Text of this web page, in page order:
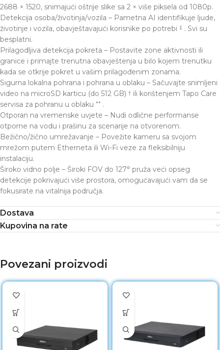
2688 × 1520, snimajući oštrije slike sa 2 × više piksela od 1080p.
Detekcija osoba/životinja/vozila – Pametna AI identifikuje ljude,
životinje i vozila, obavještavajući korisnike po potrebi ‡ . Svi su
besplatni.
Prilagodljiva detekcija pokreta – Postavite zone aktivnosti ili
granice i primajte trenutna obavještenja u bilo kojem trenutku
kada se otkrije pokret u vašim prilagođenim zonama.
Sigurna lokalna pohrana i pohrana u oblaku – Sačuvajte snimljeni
video na microSD karticu (do 512 GB) † ili korištenjem Tapo Care
servisa za pohranu u oblaku ** .
Otporan na vremenske uvjete – Nudi odlične performanse
otporne na vodu i prašinu za scenarije na otvorenom.
Bežično/žično umrežavanje – Povežite kameru sa svojom
mrežom putem Etherneta ili Wi-Fi veze za fleksibilniju
instalaciju.
Široko vidno polje – Široki FOV do 127° pruža veći opseg
detekcije pokrivajući više prostora, omogućavajući vam da se
fokusirate na vitalnija područja.
Dostava
Kupovina na rate
Povezani proizvodi